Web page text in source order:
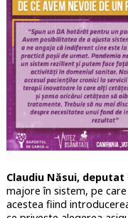
Claudiu Năsui, deputat
majore în sistem, pe
acestea fiind